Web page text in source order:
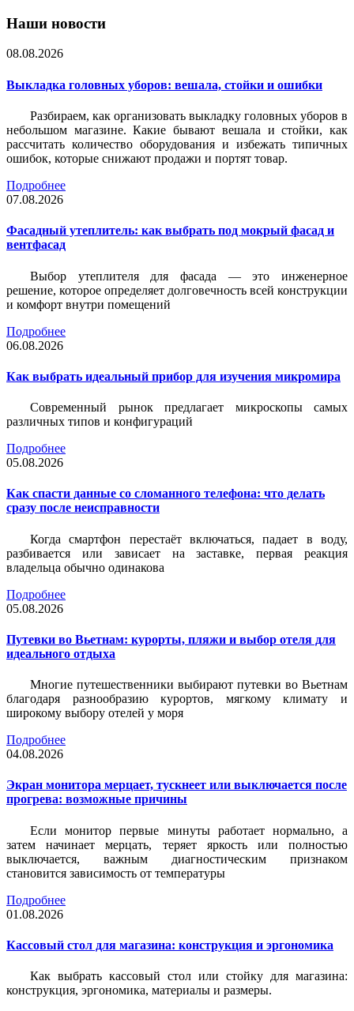
Наши новости
08.08.2026
Выкладка головных уборов: вешала, стойки и ошибки
Разбираем, как организовать выкладку головных уборов в
небольшом магазине. Какие бывают вешала и стойки, как
рассчитать количество оборудования и избежать типичных
ошибок, которые снижают продажи и портят товар.
Подробнее
07.08.2026
Фасадный утеплитель: как выбрать под мокрый фасад и
вентфасад
Выбор утеплителя для фасада — это инженерное
решение, которое определяет долговечность всей конструкции
и комфорт внутри помещений
Подробнее
06.08.2026
Как выбрать идеальный прибор для изучения микромира
Современный рынок предлагает микроскопы самых
различных типов и конфигураций
Подробнее
05.08.2026
Как спасти данные со сломанного телефона: что делать
сразу после неисправности
Когда смартфон перестаёт включаться, падает в воду,
разбивается или зависает на заставке, первая реакция
владельца обычно одинакова
Подробнее
05.08.2026
Путевки во Вьетнам: курорты, пляжи и выбор отеля для
идеального отдыха
Многие путешественники выбирают путевки во Вьетнам
благодаря разнообразию курортов, мягкому климату и
широкому выбору отелей у моря
Подробнее
04.08.2026
Экран монитора мерцает, тускнеет или выключается после
прогрева: возможные причины
Если монитор первые минуты работает нормально, а
затем начинает мерцать, теряет яркость или полностью
выключается, важным диагностическим признаком
становится зависимость от температуры
Подробнее
01.08.2026
Кассовый стол для магазина: конструкция и эргономика
Как выбрать кассовый стол или стойку для магазина:
конструкция, эргономика, материалы и размеры.